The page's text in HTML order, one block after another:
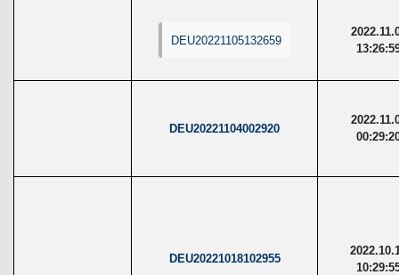
DEU20221105132659
DEU20221104002920
DEU20221018102955